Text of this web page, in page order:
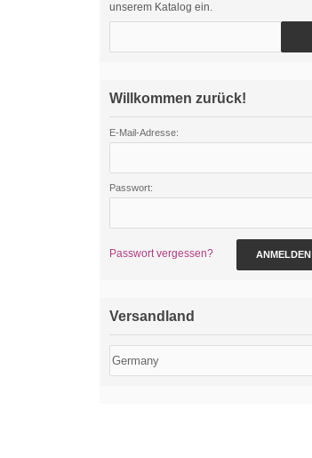
unserem Katalog ein.
Willkommen zurück!
E-Mail-Adresse:
Passwort:
Passwort vergessen? ANMELDEN
Versandland